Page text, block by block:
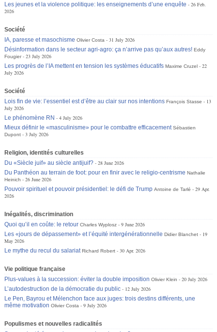
Les jeunes et la violence politique: les enseignements d’une enquête
26 Feb.
2026
Société
IA, paresse et masochisme Olivier Costa
31 July 2026
Désinformation dans le secteur agri-agro: ça n’arrive pas qu’aux autres! Eddy
Fougier
23 July 2026
Les progrès de l’IA mettent en tension les systèmes éducatifs Maxime Cruzel
22
July 2026
Société
Lois fin de vie: l’essentiel est d’être au clair sur nos intentions François Stasse
13
July 2026
Le phénomène RN
4 July 2026
Mieux définir le «masculinisme» pour le combattre efficacement Sébastien
Dupont
3 July 2026
Religion, identités culturelles
Du «Siècle juif» au siècle antijuif?
28 June 2026
Du Panthéon au terrain de foot: pour en finir avec le religio-centrisme Nathalie
Heinich
26 June 2026
Pouvoir spirituel et pouvoir présidentiel: le défi de Trump Antoine de Tarlé
29 Apr.
2026
Inégalités, discrimination
Quoi qu’il en coûte: le retour Charles Wyplosz
9 June 2026
Les «jours de dépassement» et l’équité intergénérationnelle Didier Blanchet
19
May 2026
Le mythe du recul du salariat Richard Robert 30 Apr. 2026
Vie politique française
Plus-values à la succession: éviter la double imposition Olivier Klein
20 July 2026
L’autodestruction de la démocratie du public
12 July 2026
Le Pen, Bayrou et Mélenchon face aux juges: trois destins différents, une
même motivation Olivier Costa 9 July 2026
Populismes et nouvelles radicalités